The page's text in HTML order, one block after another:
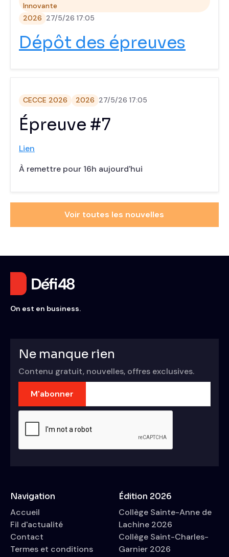
Innovante
2026 27/5/26 17:05
Dépôt des épreuves
CECCE 2026 2026 27/5/26 17:05
‍Épreuve #7
Lien
À remettre pour 16h aujourd'hui
Voir toutes les nouvelles
On est en business.
Ne manque rien
Contenu gratuit, nouvelles, offres exclusives.
Navigation
Accueil
Fil d'actualité
Contact
Termes et conditions
Édition 2026
Collège Sainte-Anne de
Lachine 2026
Collège Saint-Charles-
Garnier 2026